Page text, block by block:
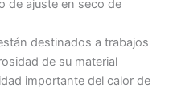
de ajuste en seco de
destinados a trabajos
de su material
importante del calor de